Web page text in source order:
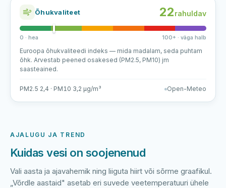
Õhukvaliteet 22rahuldav
0 · hea 100+ · väga halb
Euroopa õhukvaliteedi indeks — mida madalam, seda puhtam
õhk. Arvestab peened osakesed (PM2.5, PM10) jm
saasteained.
PM2.5 2,4 · PM10 3,2 µg/m³ Open-Meteo
AJALUGU JA TREND
Kuidas vesi on soojenenud
Vali aasta ja ajavahemik ning liiguta hiirt või sõrme graafikul.
„Võrdle aastaid" asetab eri suvede veetemperatuuri ühele